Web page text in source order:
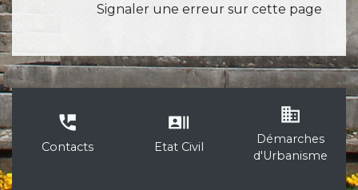
Signaler une erreur sur cette page
perm_phone_msg
Contacts
recent_actors
Etat Civil
business
Démarches
d'Urbanisme